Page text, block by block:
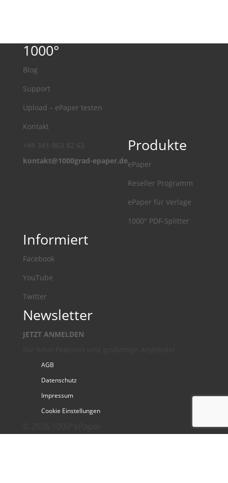
1000°
Blog
Support
Upload – ePaper testen
Kontakt
kontakt@1000grad-epaper.de
Produkte
ePaper
Reseller Programm
ePaper für Verlage
1000° PDF-Splitter
Informiert
Facebook
YouTube
Twitter
Newsletter
JETZT ANMELDEN
AGB
Datenschutz
Impressum
Cookie Einstellungen